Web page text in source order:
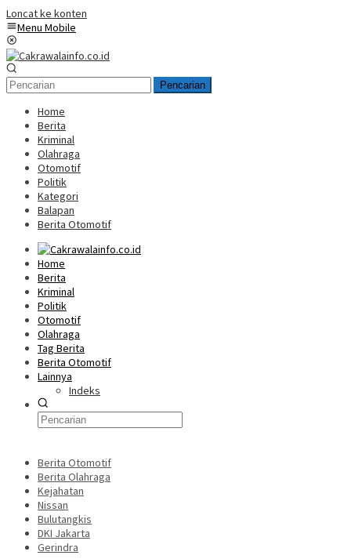
Loncat ke konten
Menu Mobile
Pencarian
Home
Berita
Kriminal
Olahraga
Otomotif
Politik
Kategori
Balapan
Berita Otomotif
Home
Berita
Kriminal
Politik
Otomotif
Olahraga
Tag Berita
Berita Otomotif
Lainnya
Indeks
Berita Otomotif
Berita Olahraga
Kejahatan
Nissan
Bulutangkis
DKI Jakarta
Gerindra